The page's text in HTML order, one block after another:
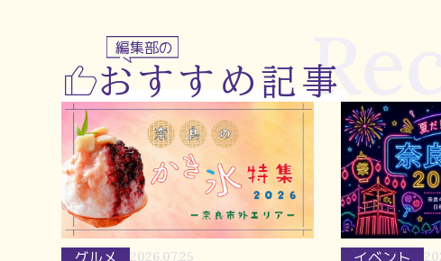
編集部の
おすすめ記事
2026.07.25